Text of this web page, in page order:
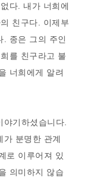
다. 내가 너희에
친구다. 이제부
. 종은 그의 주인
를 친구라고 불
너희에게 알려
기하셨습니다.
분명한 관계
로 이루어져 있
의미하지 않습